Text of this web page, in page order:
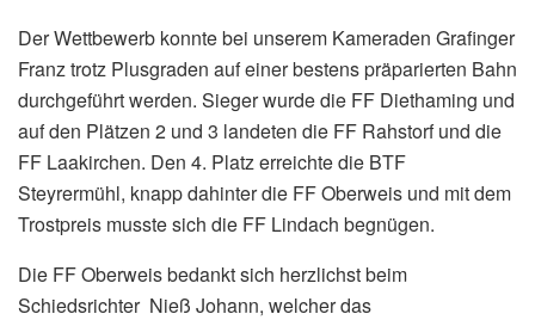
Der Wettbewerb konnte bei unserem Kameraden Grafinger
Franz trotz Plusgraden auf einer bestens präparierten Bahn
durchgeführt werden. Sieger wurde die FF Diethaming und
auf den Plätzen 2 und 3 landeten die FF Rahstorf und die
FF Laakirchen. Den 4. Platz erreichte die BTF
Steyrermühl, knapp dahinter die FF Oberweis und mit dem
Trostpreis musste sich die FF Lindach begnügen.
Die FF Oberweis bedankt sich herzlichst beim
Schiedsrichter Nieß Johann, welcher das